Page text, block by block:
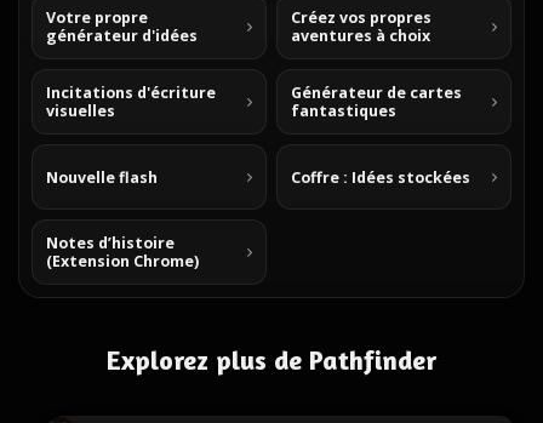
Votre propre
générateur d'idées
Créez vos propres
aventures à choix
Incitations d'écriture
visuelles
Générateur de cartes
fantastiques
Nouvelle flash Coffre : Idées stockées
Notes d’histoire
(Extension Chrome)
Explorez plus de Pathfinder